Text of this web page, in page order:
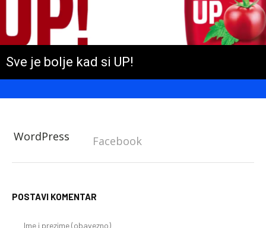
Sve je bolje kad si UP!
WordPress Facebook
POSTAVI KOMENTAR